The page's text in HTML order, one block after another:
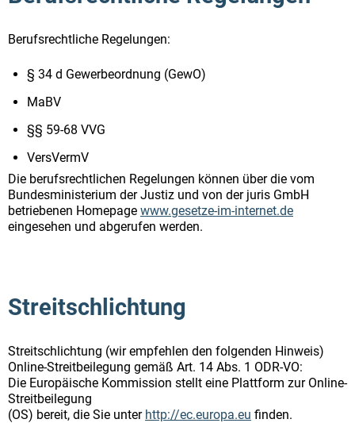
Berufsrechtliche Regelungen:
§ 34 d Gewerbeordnung (GewO)
MaBV
§§ 59-68 VVG
VersVermV
Die berufsrechtlichen Regelungen können über die vom
Bundesministerium der Justiz und von der juris GmbH
betriebenen Homepage www.gesetze-im-internet.de
eingesehen und abgerufen werden.
Streitschlichtung
Streitschlichtung (wir empfehlen den folgenden Hinweis)
Online-Streitbeilegung gemäß Art. 14 Abs. 1 ODR-VO:
Die Europäische Kommission stellt eine Plattform zur Online-
Streitbeilegung
(OS) bereit, die Sie unter http://ec.europa.eu finden.